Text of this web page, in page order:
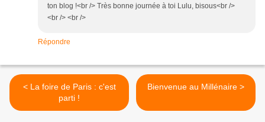
ton blog !<br /> Très bonne journée à toi Lulu, bisous<br />
<br /> <br />
Répondre
< La foire de Paris : c'est
parti !
Bienvenue au Millénaire >